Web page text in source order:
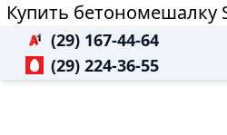
Купить бетономешалку
(29) 167-44-64
(29) 224-36-55